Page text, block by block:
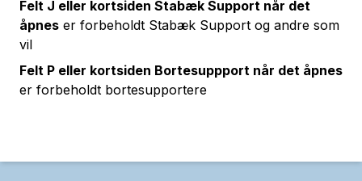
Felt J eller kortsiden Stabæk Support når det
åpnes er forbeholdt Stabæk Support og andre som
vil
Felt P eller kortsiden Bortesuppport når det åpnes
er forbeholdt bortesupportere